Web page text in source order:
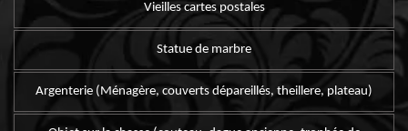
Vieilles cartes postales
Statue de marbre
Argenterie (Ménagère, couverts dépareillés, theillere, plateau)